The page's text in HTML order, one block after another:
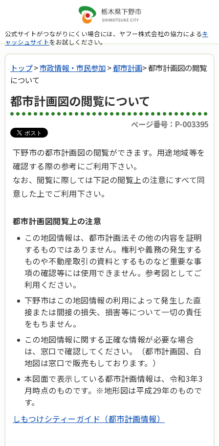
公式サイトがつながりにくい場合には、ヤフー株式会社の協力によるキ
ャッシュサイトをお試しください。
トップ>市政情報・市民参加>都市計画> 都市計画図の閲覧
について
都市計画図の閲覧について
ページ番号：P-003395
下野市の都市計画図の閲覧ができます。用途地域等を
確認する際の参考にご利用下さい。
なお、閲覧に際しては下記の閲覧上の注意にすべて同
意した上でご利用下さい。
都市計画図閲覧上の注意
この地図情報は、都市計画法その他の内容を証明
するものではありません。権利や義務の発生する
ものや不動産取引の資料とするものなど重要な事
項の確認等には使用できません。参考図としてご
利用ください。
下野市はこの地図情報の利用によって発生した直
接または間接の損失、損害等について一切の責任
をもちません。
この地図情報に関する正確な情報が必要な場合
は、窓口で確認してください。（都市計画図、白
地図は窓口で販売もしております。）
本図面で表示している都市計画情報は、令和3年3
月時点のものです。※地形図は平成29年のもので
す。
しもつけシティーガイド（都市計画情報）